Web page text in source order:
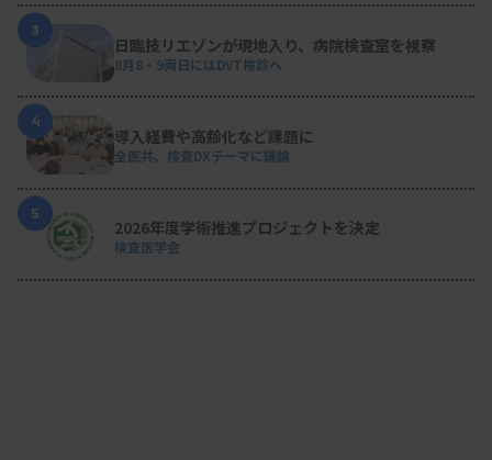
3
日臨技リエゾンが現地入り、病院検査室を視察
8月8・9両日にはDVT検診へ
4
導入経費や高齢化など課題に
全医共、検査DXテーマに議論
5
2026年度学術推進プロジェクトを決定
検査医学会